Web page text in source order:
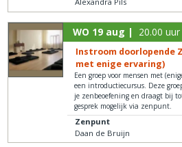
WO 19 aug | 20.00 uur
Instroom doorlopende
met enige ervaring)
Een groep voor mensen met
een introductiecursus. Deze
je zenbeoefening en draagt bij
gesprek mogelijk via zenpunt.
Zenpunt
Daan de Bruijn